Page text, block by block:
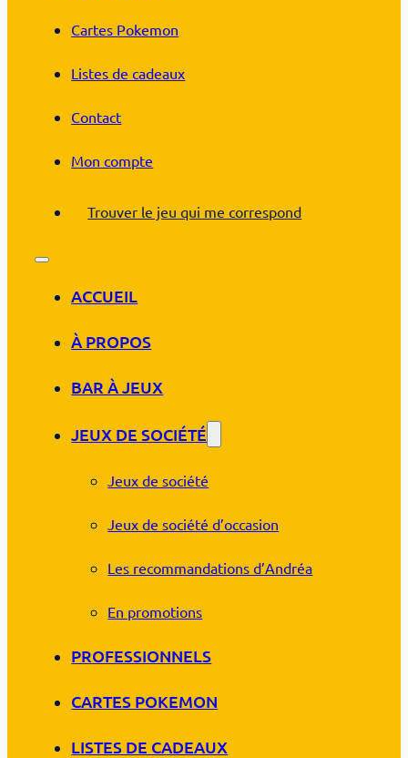
Cartes Pokemon
Listes de cadeaux
Contact
Mon compte
Trouver le jeu qui me correspond
ACCUEIL
À PROPOS
BAR À JEUX
JEUX DE SOCIÉTÉ
Jeux de société
Jeux de société d’occasion
Les recommandations d’Andréa
En promotions
PROFESSIONNELS
CARTES POKEMON
LISTES DE CADEAUX